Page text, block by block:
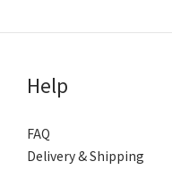
Help
FAQ
Delivery & Shipping